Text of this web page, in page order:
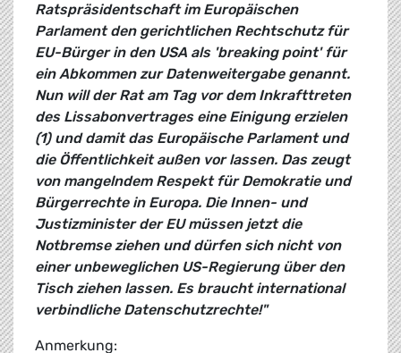
Ratspräsidentschaft im Europäischen
Parlament den gerichtlichen Rechtschutz für
EU-Bürger in den USA als 'breaking point' für
ein Abkommen zur Datenweitergabe genannt.
Nun will der Rat am Tag vor dem Inkrafttreten
des Lissabonvertrages eine Einigung erzielen
(1) und damit das Europäische Parlament und
die Öffentlichkeit außen vor lassen. Das zeugt
von mangelndem Respekt für Demokratie und
Bürgerrechte in Europa. Die Innen- und
Justizminister der EU müssen jetzt die
Notbremse ziehen und dürfen sich nicht von
einer unbeweglichen US-Regierung über den
Tisch ziehen lassen. Es braucht international
verbindliche Datenschutzrechte!"
Anmerkung: